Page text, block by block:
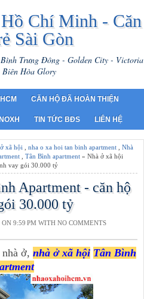
Chí Minh - Căn
Sài Gòn
Trưng Đông - Golden City - Victoria
Biên Hòa Glory
CĂN HỘ ĐÃ HOÀN THIỆN
TIN TỨC BĐS LIÊN HỆ
xã hội nha o xa hoi tan binh apartment
Nhà
Tân Bình apartment » Nhà ở xã hội
vay gói 30.000 tỷ
Apartment - căn hộ
30.000 tỷ
ON 9:59 PM WITH NO COMMENTS
ở, nhà ở xã hội Tân Bình